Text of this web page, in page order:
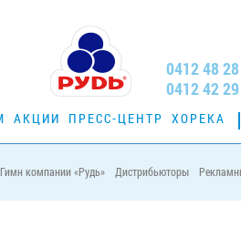
0412 48
0412 42
АКЦИИ ПРЕСС-ЦЕНТР ХОРЕКА
Гимн компании «Рудь» Дистрибьюторы